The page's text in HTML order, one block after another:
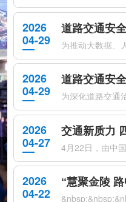
2026
04-29
2026
04-29
2026
04-27
2026
04-22